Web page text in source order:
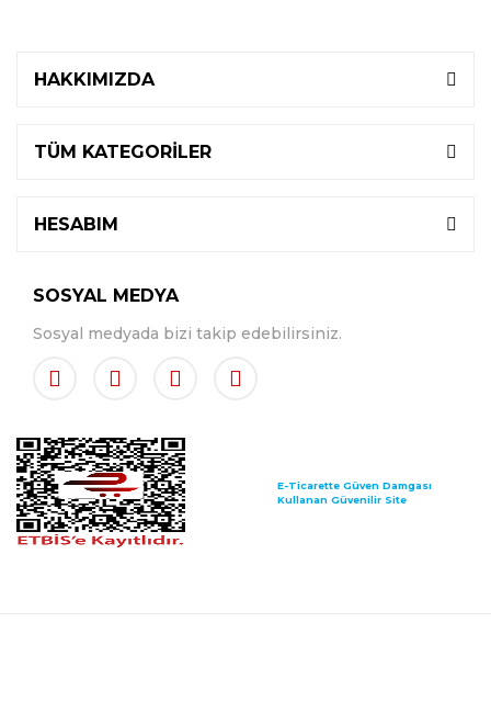
HAKKIMIZDA
TÜM KATEGORİLER
HESABIM
SOSYAL MEDYA
Sosyal medyada bizi takip edebilirsiniz.
E-Ticarette Güven Damgası
Kullanan Güvenilir Site